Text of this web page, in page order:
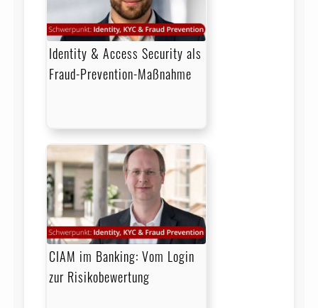
Identity & Access Security als
Fraud-Prevention-Maßnahme
CIAM im Banking: Vom Login
zur Risikobewertung